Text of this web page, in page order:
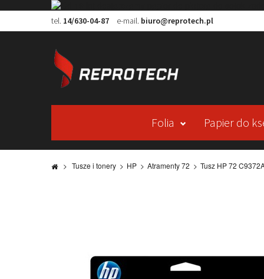
tel. 14/630-04-87 e-mail. biuro@reprotech.pl
Folia Papier do
> Tusze i tonery > HP > Atramenty 72 > Tusz HP 72